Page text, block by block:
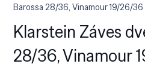
Barossa 28/36, Vinamour 19/26/36
Klarstein Záves
28/36, Vinamour